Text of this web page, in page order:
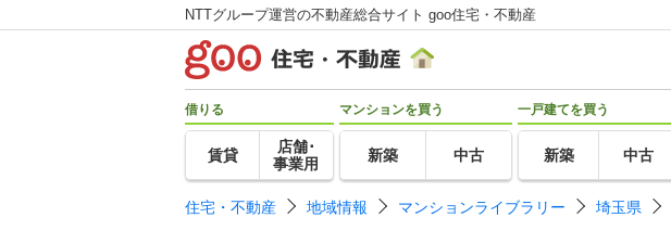
NTTグループ運営の不動産総合サイト goo住宅・不動産
借りる
賃貸
店舗･
事業用
マンションを買う
新築 中古
一戸建てを買う
新築 中古
住宅・不動産 地域情報 マンションライブラリー 埼玉県